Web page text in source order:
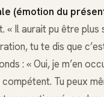
(émotion du
« Il aurait pu être plus
tu te dis que
: « Oui, je m’en
Tu peux